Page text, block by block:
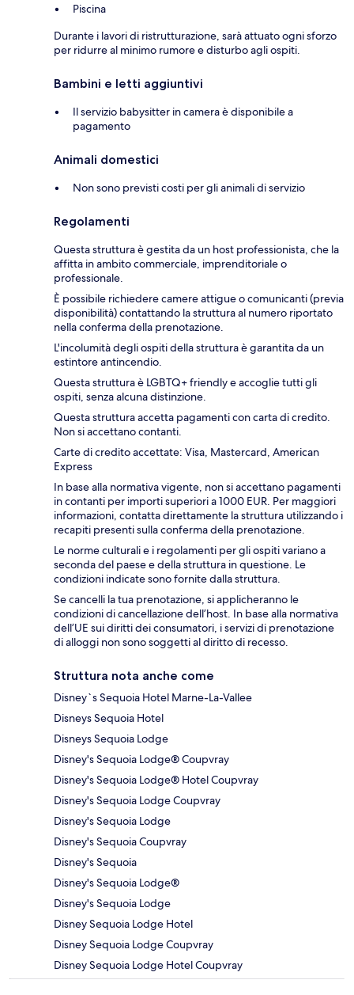
Piscina
Durante i lavori di ristrutturazione, sarà attuato ogni sforzo
per ridurre al minimo rumore e disturbo agli ospiti.
Bambini e letti aggiuntivi
Il servizio babysitter in camera è disponibile a
pagamento
Animali domestici
Non sono previsti costi per gli animali di servizio
Regolamenti
Questa struttura è gestita da un host professionista, che la
affitta in ambito commerciale, imprenditoriale o
professionale.
È possibile richiedere camere attigue o comunicanti (previa
disponibilità) contattando la struttura al numero riportato
nella conferma della prenotazione.
L'incolumità degli ospiti della struttura è garantita da un
estintore antincendio.
Questa struttura è LGBTQ+ friendly e accoglie tutti gli
ospiti, senza alcuna distinzione.
Questa struttura accetta pagamenti con carta di credito.
Non si accettano contanti.
Carte di credito accettate: Visa, Mastercard, American
Express
In base alla normativa vigente, non si accettano pagamenti
in contanti per importi superiori a 1000 EUR. Per maggiori
informazioni, contatta direttamente la struttura utilizzando i
recapiti presenti sulla conferma della prenotazione.
Le norme culturali e i regolamenti per gli ospiti variano a
seconda del paese e della struttura in questione. Le
condizioni indicate sono fornite dalla struttura.
Se cancelli la tua prenotazione, si applicheranno le
condizioni di cancellazione dell’host. In base alla normativa
dell’UE sui diritti dei consumatori, i servizi di prenotazione
di alloggi non sono soggetti al diritto di recesso.
Struttura nota anche come
Disney`s Sequoia Hotel Marne-La-Vallee
Disneys Sequoia Hotel
Disneys Sequoia Lodge
Disney's Sequoia Lodge® Coupvray
Disney's Sequoia Lodge® Hotel Coupvray
Disney's Sequoia Lodge Coupvray
Disney's Sequoia Lodge
Disney's Sequoia Coupvray
Disney's Sequoia
Disney's Sequoia Lodge®
Disney's Sequoia Lodge
Disney Sequoia Lodge Hotel
Disney Sequoia Lodge Coupvray
Disney Sequoia Lodge Hotel Coupvray